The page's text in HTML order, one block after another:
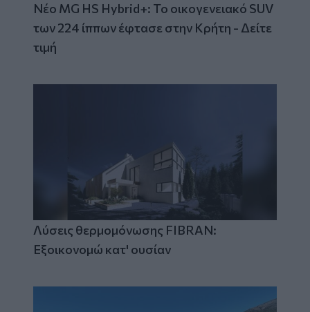
Νέο MG HS Hybrid+: Το οικογενειακό SUV
των 224 ίππων έφτασε στην Κρήτη - Δείτε
τιμή
Λύσεις θερμομόνωσης FIBRAN:
Εξοικονομώ κατ' ουσίαν